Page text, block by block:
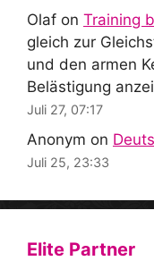
Olaf on Training
gleich zur
und den armen
Belästigung
Juli 27, 07:17
Anonym on
Juli 25, 23:33
Elite Partner